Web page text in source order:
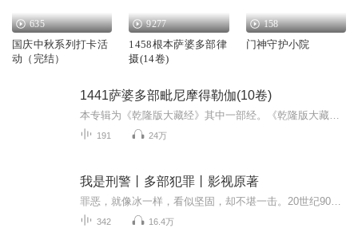
635
国庆中秋系列打卡活
动（完结）
9277
1458根本萨婆多部律
摄(14卷)
158
门神守护小院
1441萨婆多部毗尼摩得勒伽(10卷)
191 24万
我是刑警丨多部犯罪丨影视原著
342 16.4万